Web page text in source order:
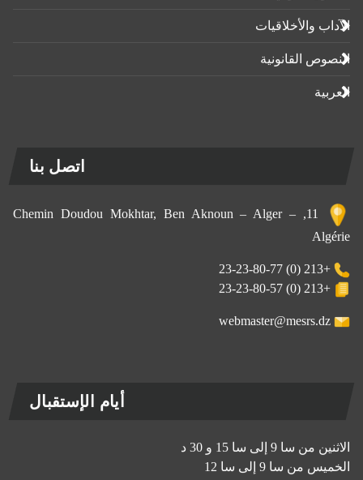
الآداب واﻷخلاقيات
النصوص القانونية
العربية
اتصل بنا
11, Chemin Doudou Mokhtar, Ben Aknoun – Alger –
Algérie
+213 (0) 23-23-80-77
+213 (0) 23-23-80-57
webmaster@mesrs.dz
أيام الإستقبال
الاثنين من سا 9 إلى سا 15 و 30 د
الخميس من سا 9 إلى سا 12